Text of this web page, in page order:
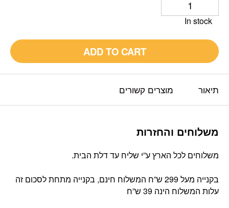
In stock
ADD TO CART
תיאור מוצרים קשורים
משלוחים והחזרות
משלוחים לכל הארץ ע”י שליח עד דלת הבית.
בקנייה מעל 299 ש”ח המשלוח חינם, בקנייה מתחת לסכום זה
עלות המשלוח הינה 39 ש”ח